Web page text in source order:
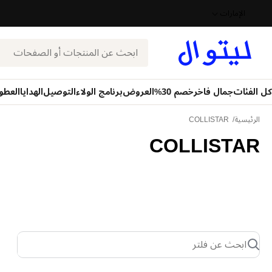
بحث
كل الفئاتجمال فاخرخصم 30% العروضبرنامج الولاءالتوصيلالهدايا
الرئيسية COLLISTAR
COLLISTAR
ابحث عن فلتر